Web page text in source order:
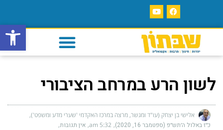
פתח
לשון הרע במרחב הציבורי
אלישי בן יצחק (עו"ד ומגשר, מרצה במרכז האקדמי 'שערי מדע ומשפט')
כ״ז באלול ה׳תש״פ (ספטמבר 16, 2020) 5:32 am אין תגובות